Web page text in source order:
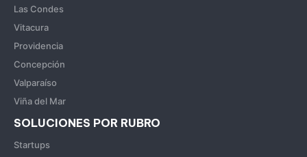
Las Condes
Vitacura
Providencia
Concepción
Valparaíso
Viña del Mar
SOLUCIONES POR RUBRO
Startups